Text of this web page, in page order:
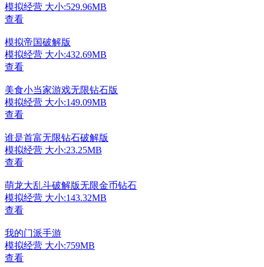
模拟经营 大小:529.96MB
查看
模拟帝国破解版
模拟经营 大小:432.69MB
查看
美食小当家游戏无限钻石版
模拟经营 大小:149.09MB
查看
谁是首富无限钻石破解版
模拟经营 大小:23.25MB
查看
萌龙大乱斗破解版无限金币钻石
模拟经营 大小:143.32MB
查看
我的门派手游
模拟经营 大小:759MB
查看